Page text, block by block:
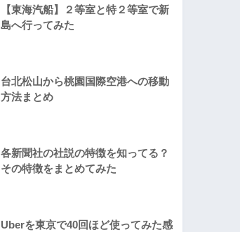
【東海汽船】２等室と特２等室で新
島へ行ってみた
台北松山から桃園国際空港への移動
方法まとめ
各新聞社の社説の特徴を知ってる？
その特徴をまとめてみた
Uberを東京で40回ほど使ってみた感